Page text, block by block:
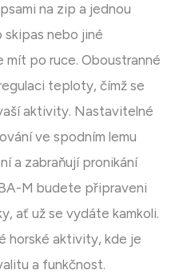
na zip a jednou
skipas nebo jiné
po ruce. Oboustranné
teploty, čímž se
aktivity. Nastavitelné
ve spodním lemu
a zabraňují pronikání
M budete připraveni
ať už se vydáte kamkoli.
horské aktivity, kde je
a funkčnost.